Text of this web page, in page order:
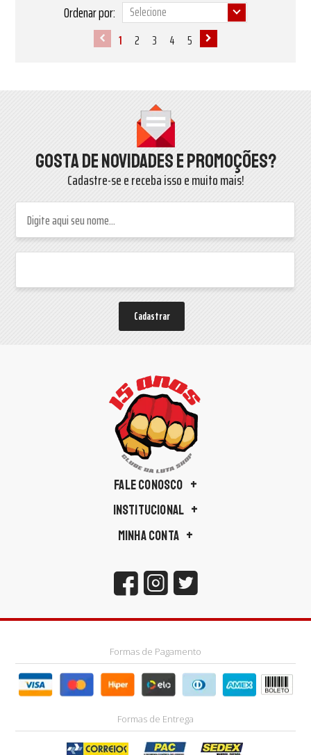
Ordenar por:
1 2 3 4 5
Gosta de novidades e promoções?
Cadastre-se e receba isso e muito mais!
Cadastrar
FALE CONOSCO
INSTITUCIONAL
MINHA CONTA
Formas de Pagamento
Formas de Entrega